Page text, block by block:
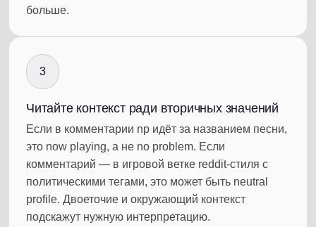
больше.
3
Читайте контекст ради вторичных значений
Если в комментарии np идёт за названием песни,
это now playing, а не no problem. Если
комментарий — в игровой ветке reddit-стиля с
политическими тегами, это может быть neutral
profile. Двоеточие и окружающий контекст
подскажут нужную интерпретацию.